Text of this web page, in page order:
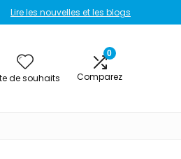
Lire les nouvelles et les blogs
de souhaits
0
Comparez